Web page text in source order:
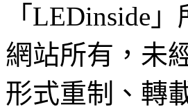
「LEDinside
網站所有，未
形式重制、轉